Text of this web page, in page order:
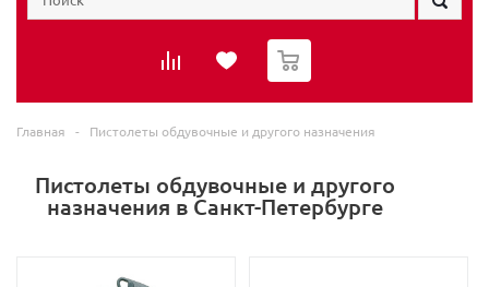
0
Главная - Пистолеты обдувочные и другого назначения
Пистолеты обдувочные и другого
назначения в Санкт-Петербурге